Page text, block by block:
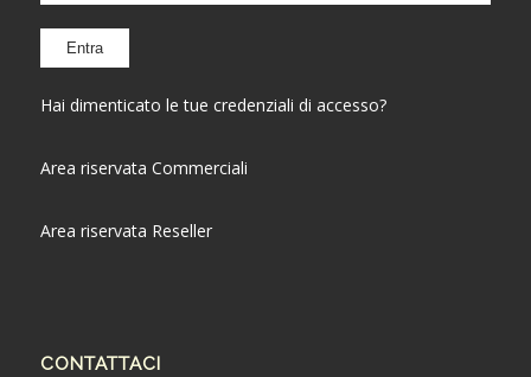
Hai dimenticato le tue credenziali di accesso?
Area riservata Commerciali
Area riservata Reseller
CONTATTACI